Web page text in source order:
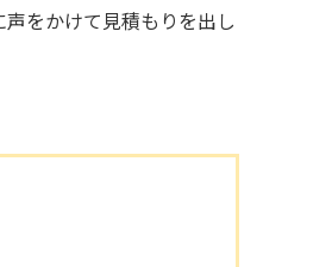
をかけて見積もりを出し